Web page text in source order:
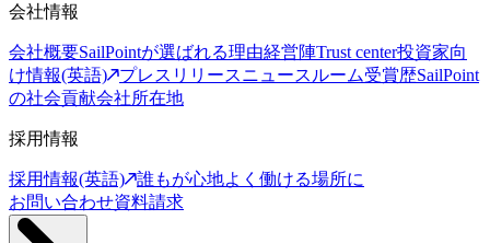
会社情報
会社概要SailPointが選ばれる理由経営陣Trust center投資家向
け情報(英語)
プレスリリースニュースルーム受賞歴SailPoint
の社会貢献会社所在地
採用情報
採用情報(英語)
誰もが心地よく働ける場所に
お問い合わせ資料請求